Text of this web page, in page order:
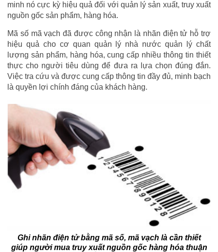
minh nó cực kỳ hiệu quả đối với quản lý sản xuất, truy xuất
nguồn gốc sản phẩm, hàng hóa.
Mã số mã vạch đã được công nhận là nhãn điện tử hỗ trợ
hiệu quả cho cơ quan quản lý nhà nước quản lý chất
lượng sản phẩm, hàng hóa, cung cấp nhiều thông tin thiết
thực cho người tiêu dùng để đưa ra lựa chọn đúng đắn.
Việc tra cứu và được cung cấp thông tin đầy đủ, minh bạch
là quyền lợi chính đáng của khách hàng.
Ghi nhãn điện tử bằng mã số, mã vạch là cần thiết
giúp người mua truy xuất nguồn gốc hàng hóa thuận